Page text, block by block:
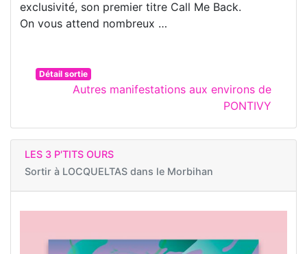
exclusivité, son premier titre Call Me Back.
On vous attend nombreux …
Détail sortie
Autres manifestations aux environs de
PONTIVY
LES 3 P'TITS OURS
Sortir à LOCQUELTAS dans le Morbihan